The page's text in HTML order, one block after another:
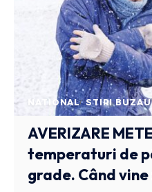
NATIONAL STIRI BUZAU
AVERIZARE
temperaturi de
grade. Când